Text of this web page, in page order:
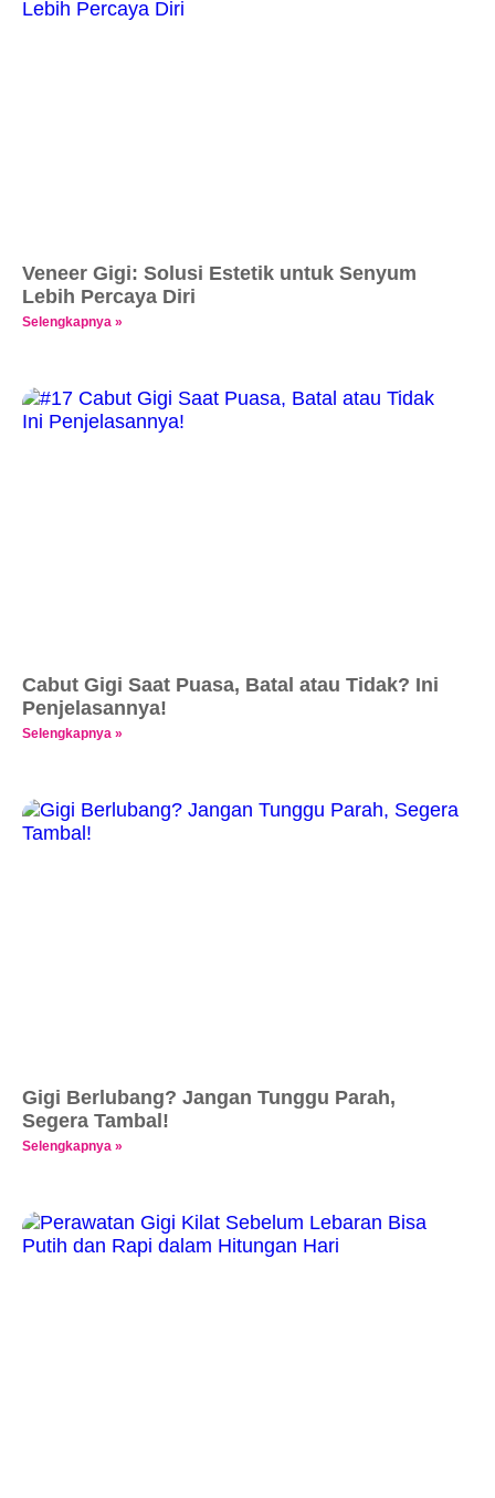
Veneer Gigi: Solusi Estetik untuk Senyum
Lebih Percaya Diri
Selengkapnya »
Cabut Gigi Saat Puasa, Batal atau Tidak? Ini
Penjelasannya!
Selengkapnya »
Gigi Berlubang? Jangan Tunggu Parah,
Segera Tambal!
Selengkapnya »